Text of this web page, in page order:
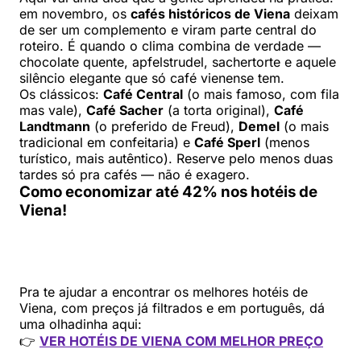
em novembro, os cafés históricos de Viena deixam
de ser um complemento e viram parte central do
roteiro. É quando o clima combina de verdade —
chocolate quente, apfelstrudel, sachertorte e aquele
silêncio elegante que só café vienense tem.
Os clássicos: Café Central (o mais famoso, com fila
mas vale), Café Sacher (a torta original), Café
Landtmann (o preferido de Freud), Demel (o mais
tradicional em confeitaria) e Café Sperl (menos
turístico, mais autêntico). Reserve pelo menos duas
tardes só pra cafés — não é exagero.
Como economizar até 42% nos hotéis de
Viena!
Pra te ajudar a encontrar os melhores hotéis de
Viena, com preços já filtrados e em português, dá
uma olhadinha aqui:
👉 VER HOTÉIS DE VIENA COM MELHOR PREÇO